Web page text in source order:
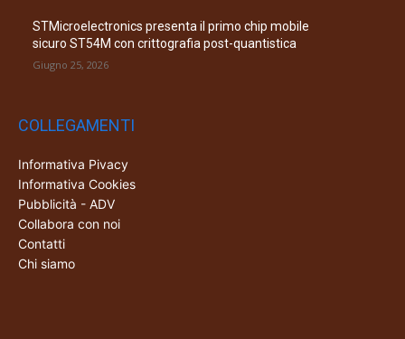
STMicroelectronics presenta il primo chip mobile
sicuro ST54M con crittografia post-quantistica
Giugno 25, 2026
COLLEGAMENTI
Informativa Pivacy
Informativa Cookies
Pubblicità - ADV
Collabora con noi
Contatti
Chi siamo